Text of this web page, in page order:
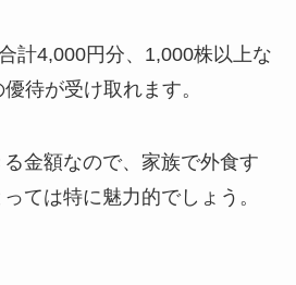
計4,000円分、1,000株以上な
優待が受け取れます。
金額なので、家族で外食す
ては特に魅力的でしょう。